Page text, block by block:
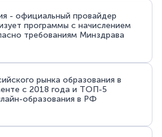
- официальный провайдер
программы с начислением
требованиям Минздрава
рынка образования в
с 2018 года и ТОП-5
образования в РФ